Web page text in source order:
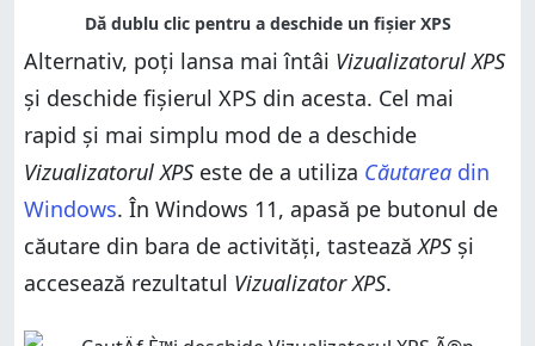
Alternativ, poți lansa mai întâi Vizualizatorul XPS
și deschide fișierul XPS din acesta. Cel mai
rapid și mai simplu mod de a deschide
Vizualizatorul XPS este de a utiliza Căutarea din
Windows. În Windows 11, apasă pe butonul de
căutare din bara de activități, tasteazăXPS și
accesează rezultatul Vizualizator XPS.